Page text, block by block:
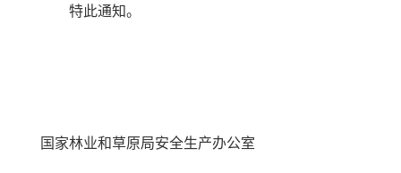
特此通知。
国家林业和草原局安全生产办公室